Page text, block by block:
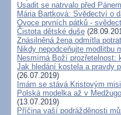
Usadit se natrvalo před Pánem
Mária Bartková: Svědectví o
Ovoce prvních pátků -
Čistota dětské duše
Znásilněná žena odmítla
Nikdy nepodceňujte modlitbu
Nesmírná Boží
Jak hledání kostela a pravdy
(26.07.2019)
Imám se stává Kristovým
Polská modelka až v
(13.07.2019)
Příčina vaší podrážděnosti